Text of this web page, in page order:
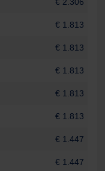
€ 2.306
€ 1.813
€ 1.813
€ 1.813
€ 1.813
€ 1.813
€ 1.447
€ 1.447